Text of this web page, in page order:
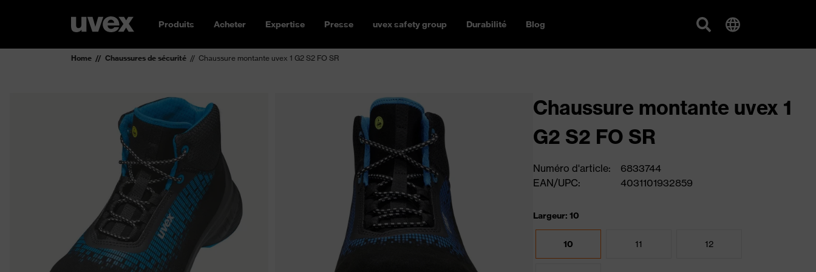
Produits Acheter Expertise Presse uvex safety group Durabilité Blog
Home Chaussures de sécurité Chaussure montante uvex 1 G2 S2 FO SR
Chaussure montante uvex 1
G2 S2 FO SR
Numéro d'article:
6833744
EAN/UPC:
4031101932859
Largeur: 10
10 11 12